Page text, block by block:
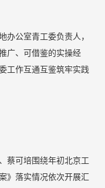
公室青工委负责人，
广、可借鉴的实操经
工作互通互鉴筑牢实践
可培围绕年初北京工
》落实情况依次开展汇